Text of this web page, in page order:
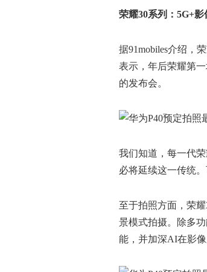
荣耀30系列：5G+影
据91mobiles介绍，
表示，年后荣耀第
的发布会。
我们知道，每一代
必将延续这一传统
至于拍照方面，荣
景模式拍摄。除多
能，并加深AI在影